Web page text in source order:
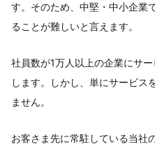
す。そのため、中堅・中小企業
ることが難しいと言えます。
社員数が1万人以上の企業にサ
します。しかし、単にサービス
ません。
お客さま先に常駐している当社